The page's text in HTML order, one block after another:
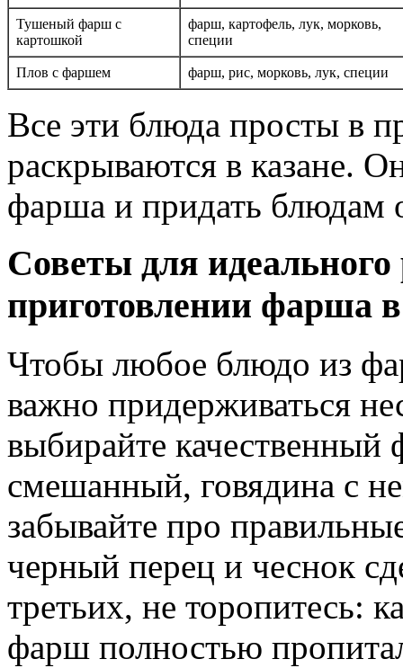
Тушеный фарш с
картошкой
фарш, картофель, лук, морковь,
специи
Плов с фаршем фарш, рис, морковь, лук, специи
Все эти блюда просты в
раскрываются в казане.
фарша и придать блюдам
Советы для идеального
приготовлении фарша в
Чтобы любое блюдо из
важно придерживаться
выбирайте
смешанный, говядина с
забывайте про
черный перец и чеснок
третьих, не торопитесь:
фарш полностью